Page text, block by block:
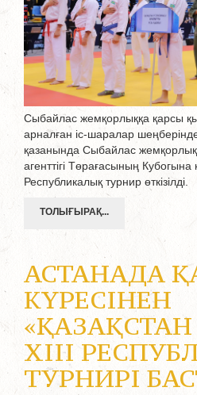
Сыбайлас жемқорлыққа қарсы
арналған іс-шаралар
қазанында Сыбайлас
агенттігі Төрағасының
Республикалық турнир өткізілді.
ТОЛЫҒЫРАҚ...
АСТАНАДА
КҮРЕСІНЕН
XIII
ТУРНИРІ